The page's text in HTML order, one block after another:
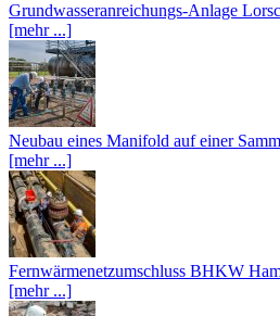
Grundwasseranreichungs-Anlage
[mehr ...]
Neubau eines Manifold auf einer
[mehr ...]
Fernwärmenetzumschluss BHKW
[mehr ...]